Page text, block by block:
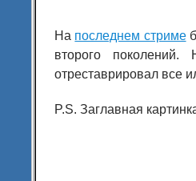
На последнем стриме
второго
отреставрировал все
P.S. Заглавная